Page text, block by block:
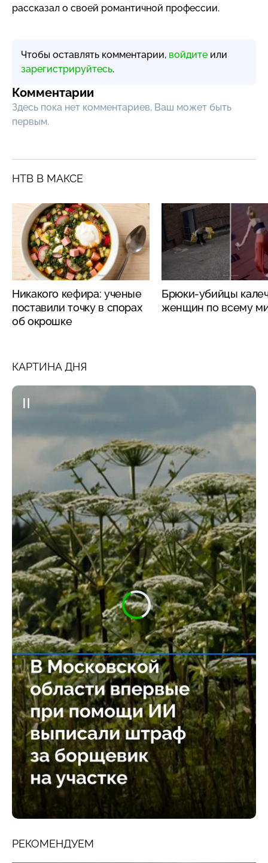
рассказал о своей романтичной профессии.
Чтобы оставлять комментарии, войдите или
зарегистрируйтесь.
Комментарии
Здесь пока нет комментариев, Ваш может быть
первым.
НТВ В МАКСЕ
Никакого кефира: ученые
поставили точку в спорах
об окрошке
Брюки-убийцы
женщин по всему
КАРТИНА ДНЯ
РЕКОМЕНДУЕМ